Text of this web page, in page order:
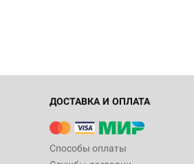
ДОСТАВКА И ОПЛАТА
Способы оплаты